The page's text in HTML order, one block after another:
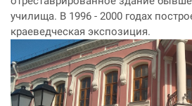
училища. В 1996 - 2000 годах
краеведческая экспозиция.